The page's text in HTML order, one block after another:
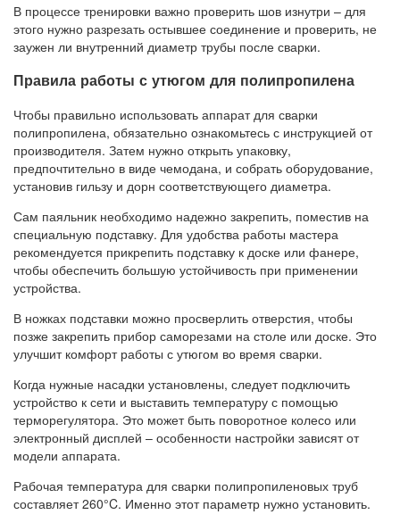
В процессе тренировки важно проверить шов изнутри – для
этого нужно разрезать остывшее соединение и проверить, не
заужен ли внутренний диаметр трубы после сварки.
Правила работы с утюгом для полипропилена
Чтобы правильно использовать аппарат для сварки
полипропилена, обязательно ознакомьтесь с инструкцией от
производителя. Затем нужно открыть упаковку,
предпочтительно в виде чемодана, и собрать оборудование,
установив гильзу и дорн соответствующего диаметра.
Сам паяльник необходимо надежно закрепить, поместив на
специальную подставку. Для удобства работы мастера
рекомендуется прикрепить подставку к доске или фанере,
чтобы обеспечить большую устойчивость при применении
устройства.
В ножках подставки можно просверлить отверстия, чтобы
позже закрепить прибор саморезами на столе или доске. Это
улучшит комфорт работы с утюгом во время сварки.
Когда нужные насадки установлены, следует подключить
устройство к сети и выставить температуру с помощью
терморегулятора. Это может быть поворотное колесо или
электронный дисплей – особенности настройки зависят от
модели аппарата.
Рабочая температура для сварки полипропиленовых труб
составляет 260°C. Именно этот параметр нужно установить.